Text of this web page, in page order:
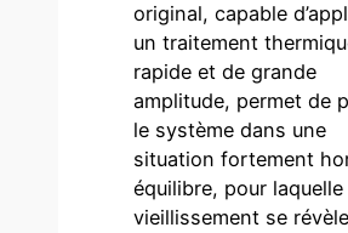
original, capable
un traitement
rapide et de grande
amplitude, permet de
le système dans une
situation fortement
équilibre, pour laquelle
vieillissement se